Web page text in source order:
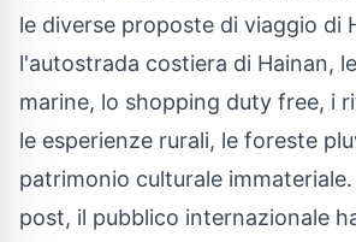
le diverse proposte di viaggio di
l'autostrada costiera di Hainan,
marine, lo shopping duty free, i
le esperienze rurali, le foreste
patrimonio culturale
post, il pubblico internazionale